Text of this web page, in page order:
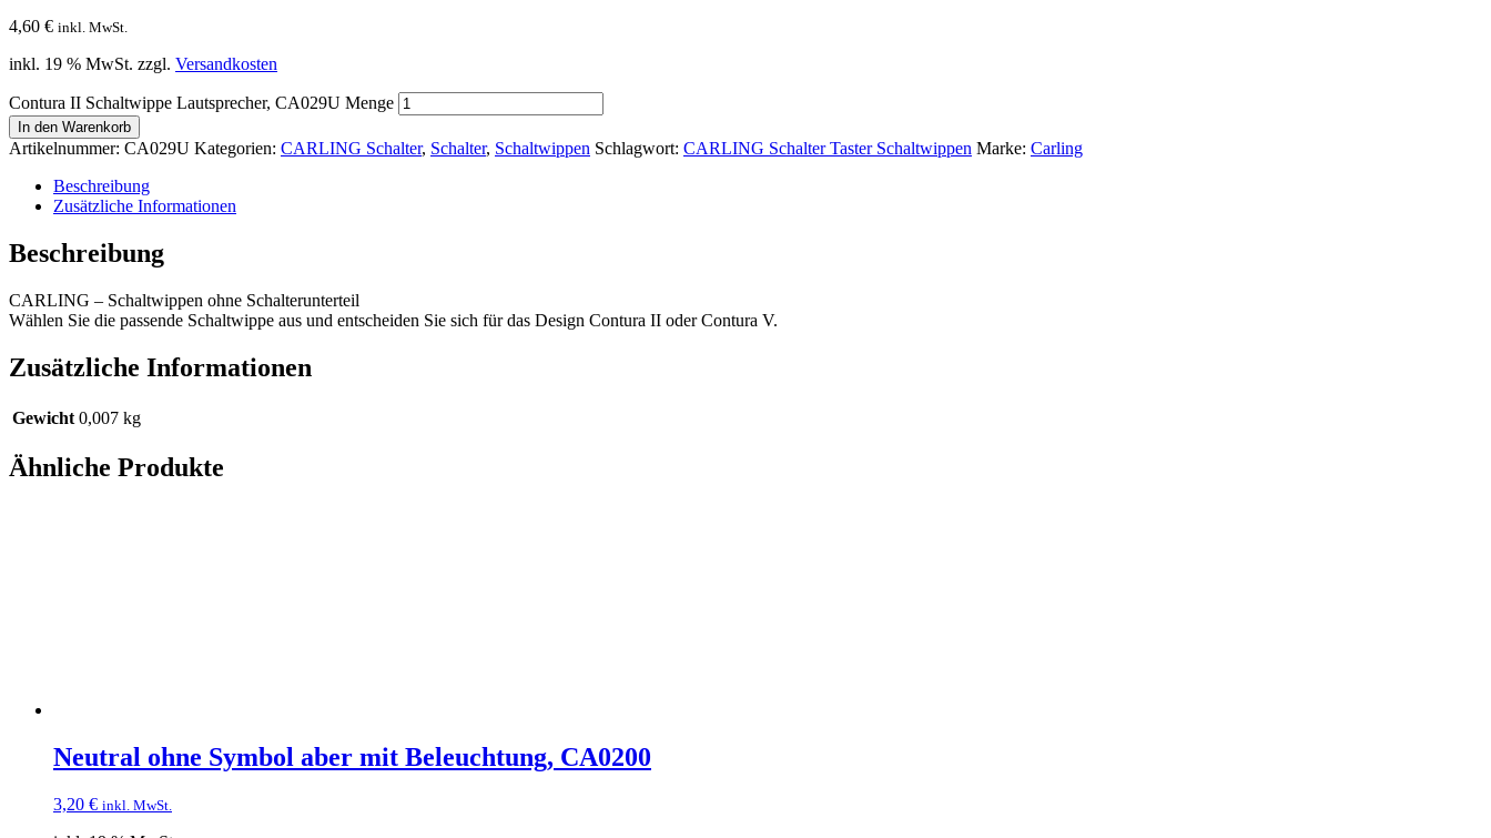
4,60 € inkl. MwSt.
inkl. 19 % MwSt. zzgl. Versandkosten
Contura II Schaltwippe Lautsprecher, CA029U Menge
In den Warenkorb
Artikelnummer: CA029U Kategorien: CARLING Schalter, Schalter, Schaltwippen Schlagwort: CARLING Schalter Taster Schaltwippen Marke: Carling
Beschreibung
Zusätzliche Informationen
Beschreibung
CARLING – Schaltwippen ohne Schalterunterteil
Wählen Sie die passende Schaltwippe aus und entscheiden Sie sich für das Design Contura II oder Contura V.
Zusätzliche Informationen
Gewicht 0,007 kg
Ähnliche Produkte
Neutral ohne Symbol aber mit Beleuchtung, CA0200
3,20 € inkl. MwSt.